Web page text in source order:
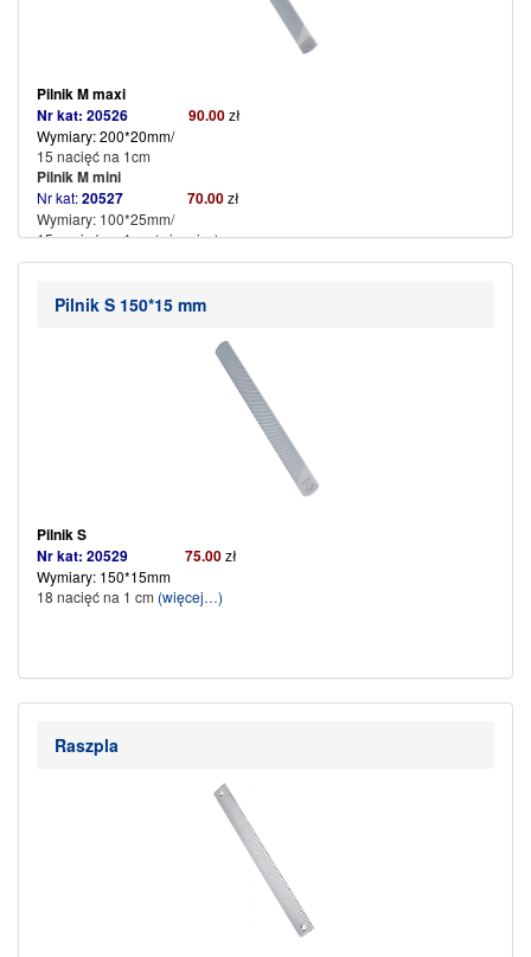
Pilnik Mmaxi
Nr kat: 20526
90.00zł
Wymiary: 200*20mm/
15 nacięć na 1cm
Pilnik M mini
Nr kat:20527 70.00zł
Wymiary: 100*25mm/
15 nacięć na 1cm(więcej…)
Pilnik S 150*15 mm
Pilnik S
Nr kat: 20529
75.00zł
Wymiary: 150*15mm
18 nacięć na 1 cm (więcej…)
Raszpla